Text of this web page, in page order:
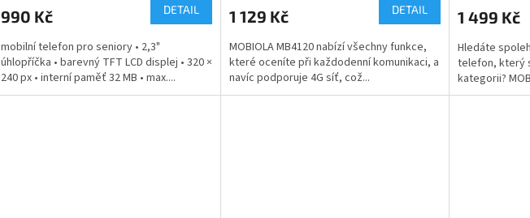
990 Kč DETAIL
mobilní telefon pro seniory • 2,3"
úhlopříčka • barevný TFT LCD displej • 320 ×
240 px • interní paměť 32 MB • max....
1 129 Kč DETAIL
MOBIOLA MB4120 nabízí všechny funkce,
které oceníte při každodenní komunikaci, a
navíc podporuje 4G síť, což...
1 499 Kč
Hledáte
telefon, který
kategorii?